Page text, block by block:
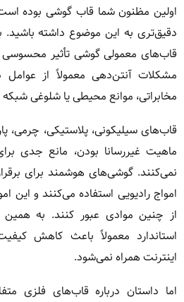
اولین مظنون شما قاب گوشی بوده
دقیق‌تری به این موضوع داشته باشید.
قاب‌های معمولی گوشی تأثیر محسوسی
مشکلات آنتن‌دهی معمولاً از
مخابراتی، موانع محیطی یا شلوغی
قاب‌های سیلیکونی، پلاستیکی، چرمی،
ماهیت غیررسانا بودن، مانع جدی
نمی‌کنند. گوشی‌های هوشمند برای
امواج رادیویی استفاده می‌کنند و این
از چنین موادی عبور کنند. به
استاندارد معمولاً باعث کاهش
اینترنت همراه نمی‌شود.
اما داستان درباره قاب‌های فلزی